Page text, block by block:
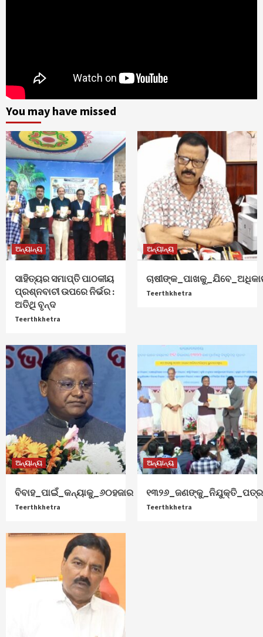
You may have missed
ଅନ୍ୟାନ୍ୟ
ସାହିତ୍ୟର ସମାପ୍ତି ପାଠକୀୟ
ପ୍ରଶ୍ନବାଚୀ ଉପରେ ନିର୍ଭର :
ଅତିଥି ବୃନ୍ଦ
Teerthkhetra
ଅନ୍ୟାନ୍ୟ
Teerthkhetra
ଅନ୍ୟାନ୍ୟ
ବିବାହ_ପାଇଁ_କନ୍ୟାକୁ_୬୦ହଜାର
Teerthkhetra
ଅନ୍ୟାନ୍ୟ
Teerthkhetra